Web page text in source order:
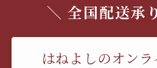
＼ 全国配送承
はねよしのオンラ